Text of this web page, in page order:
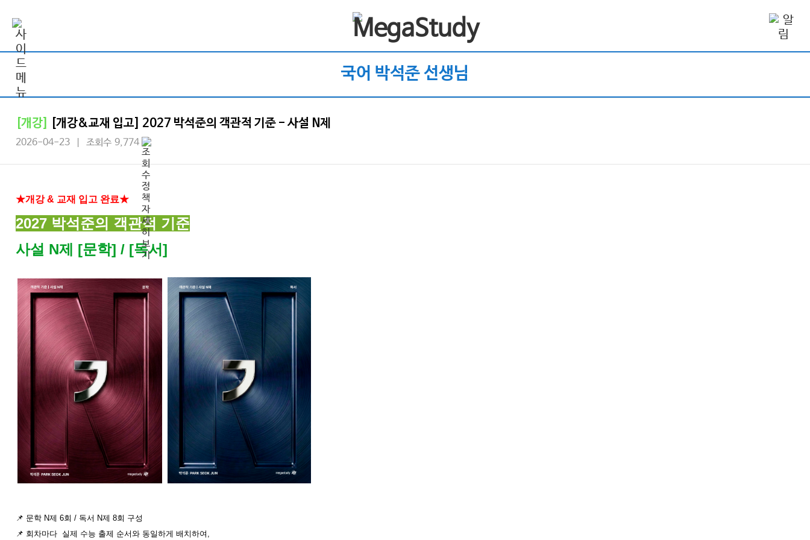
국어 박석준 선생님
[개강] [개강&교재 입고] 2027 박석준의 객관적 기준 - 사설 N제
2026-04-23 | 조회수 9,774
★개강 & 교재 입고 완료★
2027 박석준의 객관적 기준
사설 N제 [문학] / [독서]
📌 문학 N제 6회 / 독서 N제 8회 구성
📌 회차마다 실제 수능 출제 순서와 동일하게 배치하여,